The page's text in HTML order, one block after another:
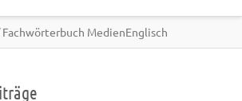
Fachwörterbuch MedienEnglisch